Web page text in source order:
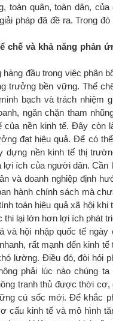
toàn quân, toàn dân,
pháp đã đề ra. Trong
chế và khả năng phản
hàng đầu trong việc phân
trưởng bền vững. Thể
bạch và trách nhiệm
ngăn chặn tham
của nền kinh tế. Đây còn
đạt hiệu quả. Để có
dựng nền kinh tế thị
lợi ích của người dân.
và doanh nghiệp định
hành chính sách mà
toán hiệu quả xã hội
lại lớn hơn lợi ích phát
và hội nhập quốc tế
rất mạnh đến kinh
lường. Điều đó, đòi hỏi
phải lúc nào chúng
tranh thủ được thời
cú sốc mới. Để khắc
cấu kinh tế và mô hình